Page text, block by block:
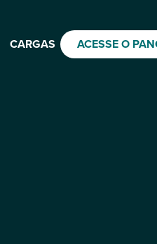
CARGAS ACESSE O